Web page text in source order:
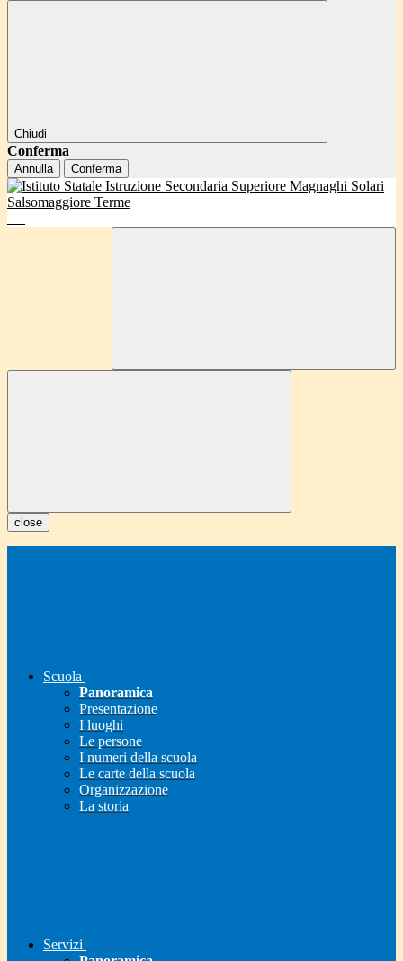
Chiudi
Conferma
Annulla Conferma
close
Scuola
Panoramica
Presentazione
I luoghi
Le persone
I numeri della scuola
Le carte della scuola
Organizzazione
La storia
Servizi